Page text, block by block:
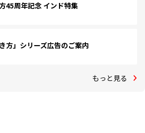
45周年記念 インド特集
方」シリーズ広告のご案内
もっと見る